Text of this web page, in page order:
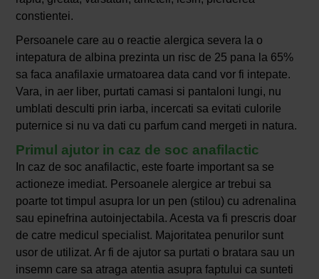
constientei.
Persoanele care au o reactie alergica severa la o
intepatura de albina prezinta un risc de 25 pana la 65%
sa faca anafilaxie urmatoarea data cand vor fi intepate.
Vara, in aer liber, purtati camasi si pantaloni lungi, nu
umblati desculti prin iarba, incercati sa evitati culorile
puternice si nu va dati cu parfum cand mergeti in natura.
Primul ajutor in caz de soc anafilactic
In caz de soc anafilactic, este foarte important sa se
actioneze imediat. Persoanele alergice ar trebui sa
poarte tot timpul asupra lor un pen (stilou) cu adrenalina
sau epinefrina autoinjectabila. Acesta va fi prescris doar
de catre medicul specialist. Majoritatea penurilor sunt
usor de utilizat. Ar fi de ajutor sa purtati o bratara sau un
insemn care sa atraga atentia asupra faptului ca sunteti